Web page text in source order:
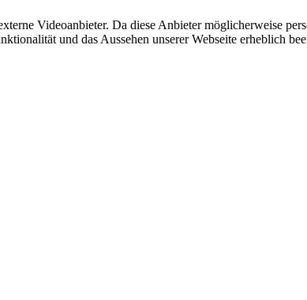
Videoanbieter. Da diese Anbieter möglicherweise
und das Aussehen unserer Webseite erheblich